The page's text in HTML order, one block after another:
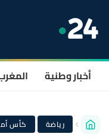
أخبار وطنية
رياضة · كأس